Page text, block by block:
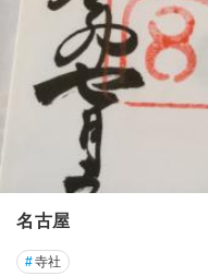
名古屋
#寺社